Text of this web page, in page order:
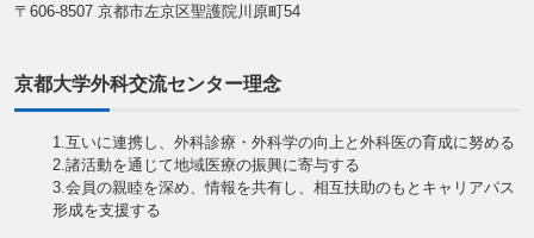
〒606-8507 京都市左京区聖護院川原町54
京都大学外科交流センター理念
1.互いに連携し、外科診療・外科学の向上と外科医の育成に努める
2.諸活動を通じて地域医療の振興に寄与する
3.会員の親睦を深め、情報を共有し、相互扶助のもとキャリアパス
形成を支援する